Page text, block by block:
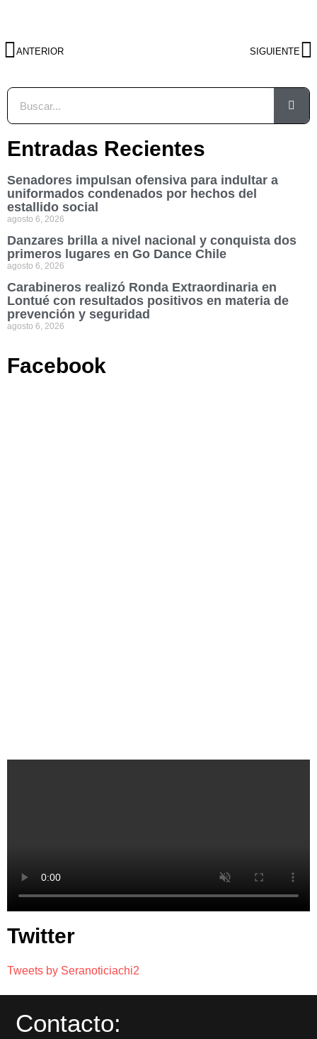
ANTERIOR SIGUIENTE
Entradas Recientes
Senadores impulsan ofensiva para indultar a
uniformados condenados por hechos del
estallido social
agosto 6, 2026
Danzares brilla a nivel nacional y conquista dos
primeros lugares en Go Dance Chile
agosto 6, 2026
Carabineros realizó Ronda Extraordinaria en
Lontué con resultados positivos en materia de
prevención y seguridad
agosto 6, 2026
Facebook
Twitter
Tweets by Seranoticiachi2
Contacto: